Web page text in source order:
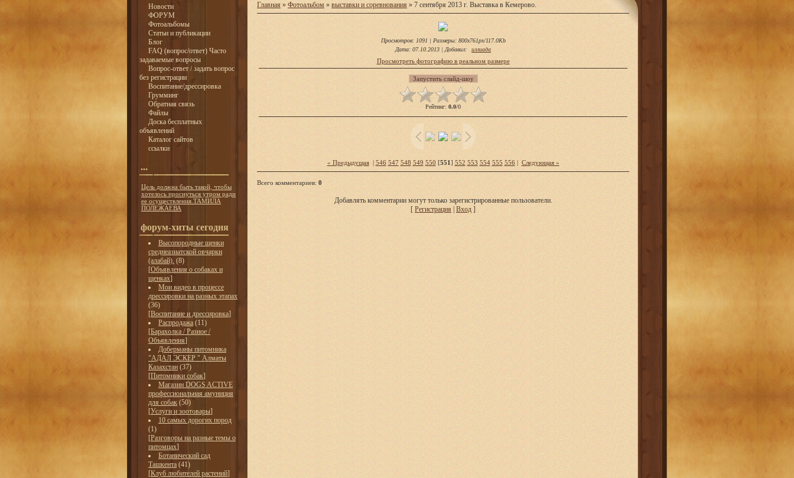
Новости
ФОРУМ
Фотоальбомы
Статьи и публикации
Блог
FAQ (вопрос/ответ) Часто
задаваемые вопросы
Вопрос-ответ / задать вопрос
без регистрации
Воспитание/дрессировка
Грумминг
Обратная связь
Файлы
Доска бесплатных
объявлений
Каталог сайтов
ссылки
...
Цель должна быть такой, чтобы
хотелось проснуться утром ради
ее осуществления.ТАМИЛА
ПОЛЕЖАЕВА
форум-хиты сегодня
Высопородные щенки
среднеазиатской овчарки
(алабай). (8)
[Объявления о собаках и
щенках]
Мои видео в процессе
дрессировки на разных этапах
(36)
[Воспитание и дрессировка]
Распродажа (11)
[Барахолка / Разное /
Объявления]
Доберманы питомника
"АДАЛ ЭСКЕР " Алматы
Казахстан (37)
[Питомники собак]
Магазин DOGS ACTIVE
профессиональная амуниция
для собак (50)
[Услуги и зоотовары]
10 самых дорогих пород
(1)
[Разговоры на разные темы о
питомцах]
Ботанический сад
Ташкента (41)
[Клуб любителей растений]
Главная » Фотоальбом » выставки и соревнования » 7 сентября 2013 г. Выставка в Кемерово.
Просмотров: 1091 | Размеры: 800x761px/117.0Kb
Дата: 07.10.2013 | Добавил: иллиада
Просмотреть фотографию в реальном размере
Рейтинг: 0.0/0
« Предыдущая| 546 547 548 549 550 [551] 552 553 554 555 556| Следующая »
Всего комментариев: 0
Добавлять комментарии могут только зарегистрированные пользователи.
[ Регистрация Вход ]